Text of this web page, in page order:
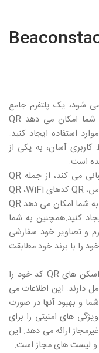
شود، یک پلتفرم جامع
امکان می دهد QR
استفاده ایجاد کنید.
کاربری آسان، به یکی از
است.
می کند، از جمله QR
QRکدهای WiFi،QR
شما امکان می دهد QR
کنید.همچنین به شما
و تصاویر خود سفارشی
را با برند خود مطابقت
اسکن هایQR کد خود را
دارند. این اطلاعات می
و بهبود آنها در صورت
های امنیتی را برای
ارائه می دهد. این
و لیست های مجاز است.